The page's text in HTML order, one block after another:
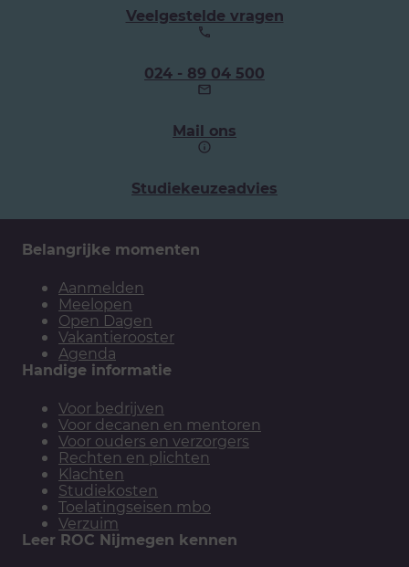
Veelgestelde vragen
Ons
telefoonnummer:
024 - 89 04 500
Mail ons
Studiekeuzeadvies
Belangrijke momenten
Aanmelden
Meelopen
Open Dagen
Vakantierooster
Agenda
Handige informatie
Voor bedrijven
Voor decanen en mentoren
Voor ouders en verzorgers
Rechten en plichten
Klachten
Studiekosten
Toelatingseisen mbo
Verzuim
Leer ROC Nijmegen kennen